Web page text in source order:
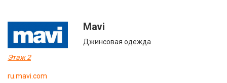
Mavi
Джинсовая одежда
Этаж 2
ru.mavi.com